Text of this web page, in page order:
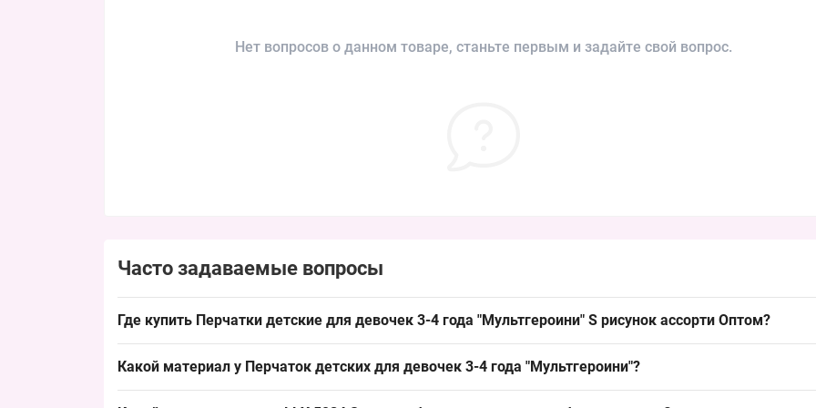
Нет вопросов о данном товаре, станьте первым и задайте свой вопрос.
Часто задаваемые вопросы
Где купить Перчатки детские для девочек 3-4 года "Мультгероини" S рисунок ассорти Оптом?
обеспечивает быстрый оборот на рынке, что удобно для формування товарних запасів и поповнення партіями.
Какой материал у Перчаток детских для девочек 3-4 года "Мультгероини"?